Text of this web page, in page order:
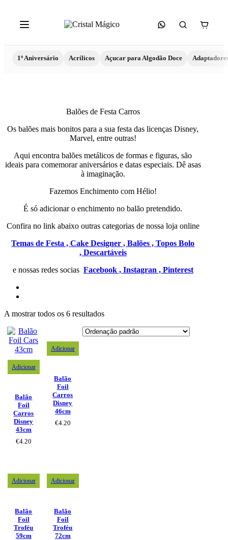
1º Aniversário Acrílicos Açucar para Algodão Doce
Balões de Festa Carros
Os balões mais bonitos para a sua festa das licenças Disney,
Marvel, entre outras!
Aqui encontra balões metálicos de formas e figuras, são
ideais para comemorar aniversários e datas especiais. Dê asas
à imaginação.
Fazemos Enchimento com Hélio!
É só adicionar o enchimento no balão pretendido.
Confira no link abaixo outras categorias de nossa loja online
Temas de Festa ,Cake Designer ,Balões ,Topos Bolo
, Descartáveis
e nossas redes socias Facebook , Instagran , Pinterest
A mostrar todos os 6 resultados
Adicionar
Balão
Foil
Carros
Disney
43cm
€4.20
Adicionar
Balão
Foil
Carros
Disney
46cm
€4.20
Adicionar
Balão
Foil
Troféu
59cm
Adicionar
Balão
Foil
Troféu
72cm